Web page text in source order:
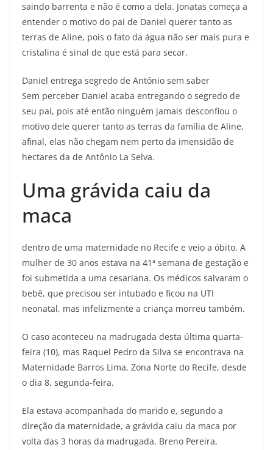
saindo barrenta e não é como a dela. Jonatas começa a
entender o motivo do pai de Daniel querer tanto as
terras de Aline, pois o fato da água não ser mais pura e
cristalina é sinal de que está para secar.
Daniel entrega segredo de Antônio sem saber
Sem perceber Daniel acaba entregando o segredo de
seu pai, pois até então ninguém jamais desconfiou o
motivo dele querer tanto as terras da família de Aline,
afinal, elas não chegam nem perto da imensidão de
hectares da de Antônio La Selva.
Uma grávida caiu da
maca
dentro de uma maternidade no Recife e veio a óbito. A
mulher de 30 anos estava na 41ª semana de gestação e
foi submetida a uma cesariana. Os médicos salvaram o
bebê, que precisou ser intubado e ficou na UTI
neonatal, mas infelizmente a criança morreu também.
O caso aconteceu na madrugada desta última quarta-
feira (10), mas Raquel Pedro da Silva se encontrava na
Maternidade Barros Lima, Zona Norte do Recife, desde
o dia 8, segunda-feira.
Ela estava acompanhada do marido e, segundo a
direção da maternidade, a grávida caiu da maca por
volta das 3 horas da madrugada. Breno Pereira,